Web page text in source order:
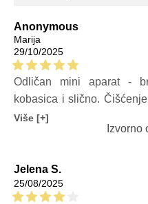
Anonymous
Marija
29/10/2025
Odličan mini aparat -
kobasica i slično.
toster u vašem domu čini
Više [+]
Izvorno
Jelena S.
25/08/2025